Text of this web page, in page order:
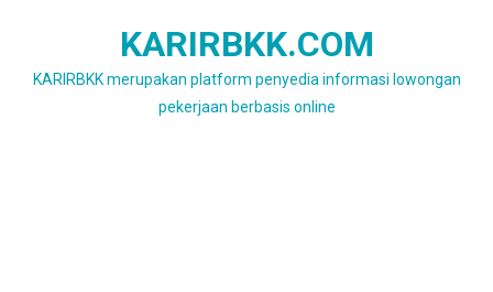
KARIRBKK.COM
KARIRBKK merupakan platform penyedia informasi lowongan
pekerjaan berbasis online